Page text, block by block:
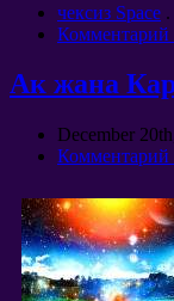
чексиз Space .
Комментарий
Ак жана
December 20th
Комментарий